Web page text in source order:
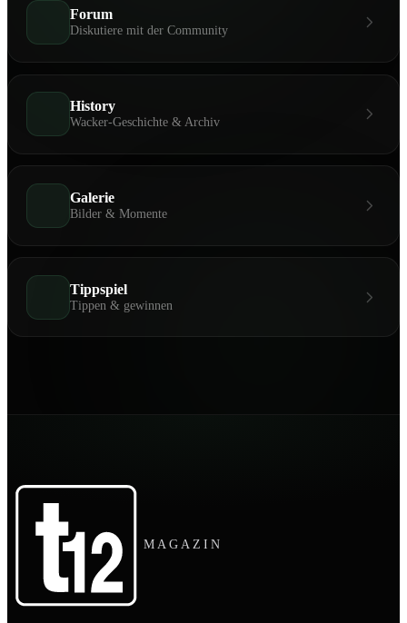
Forum
Diskutiere mit der Community
History
Wacker-Geschichte & Archiv
Galerie
Bilder & Momente
Tippspiel
Tippen & gewinnen
MAGAZIN